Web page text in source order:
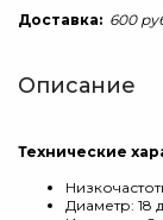
Доставка: 600
Описание
Технические
Диаметр: 18